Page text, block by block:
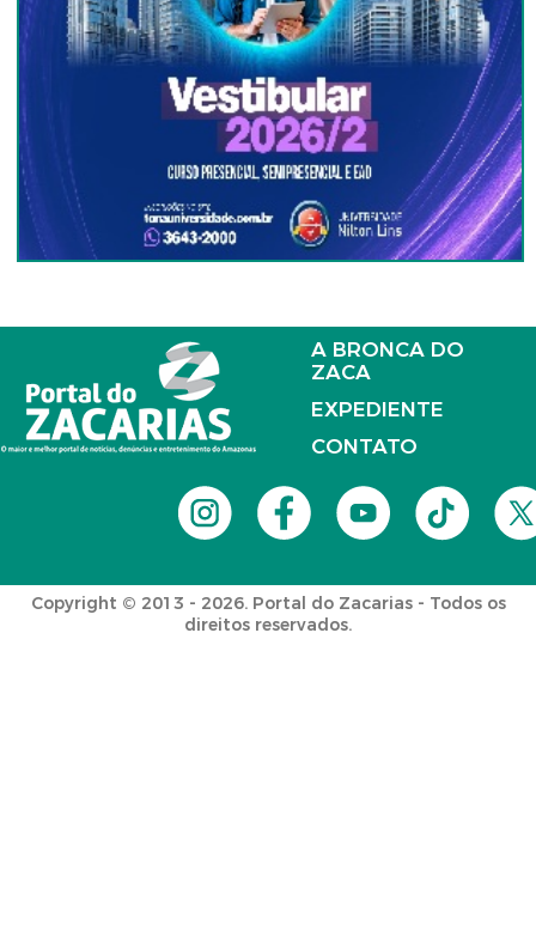
A BRONCA DO
ZACA
EXPEDIENTE
CONTATO
Copyright © 2013 - 2026. Portal do Zacarias - Todos os
direitos reservados.